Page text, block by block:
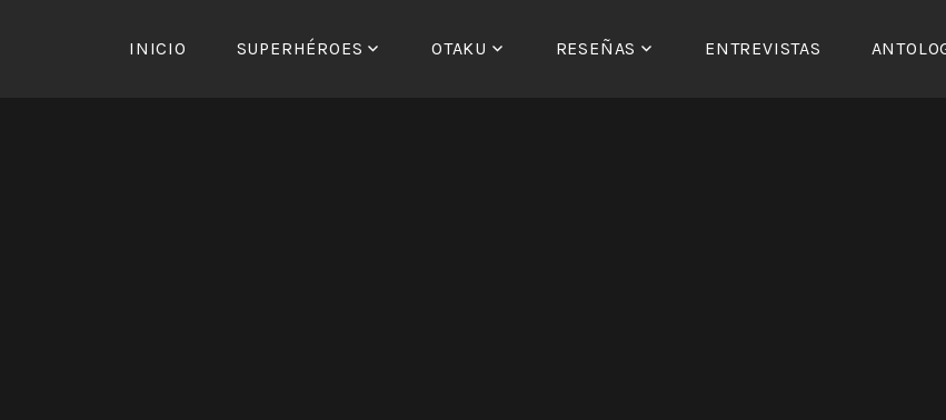
INICIO SUPERHÉROES OTAKU RESEÑAS ENTREVISTAS